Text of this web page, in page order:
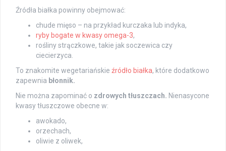
Źródła białka powinny obejmować:
chude mięso – na przykład kurczaka lub indyka,
ryby bogate w kwasy omega-3,
rośliny strączkowe, takie jak soczewica czy
ciecierzyca.
To znakomite wegetariańskie źródło białka, które dodatkowo
zapewnia błonnik.
Nie można zapominać o zdrowych tłuszczach. Nienasycone
kwasy tłuszczowe obecne w:
awokado,
orzechach,
oliwie z oliwek,